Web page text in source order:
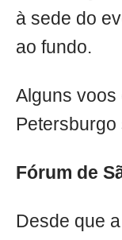
à sede do
ao fundo.
Alguns voos
Fórum de
Desde que